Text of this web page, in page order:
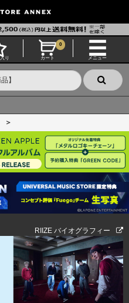
り カート
0
メニュー
＞
RIIZE バイオグラフィー